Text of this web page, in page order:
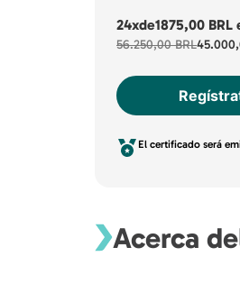
24xde1875,00 BRL
56.250,00 BRL
El certificado será
Acerca